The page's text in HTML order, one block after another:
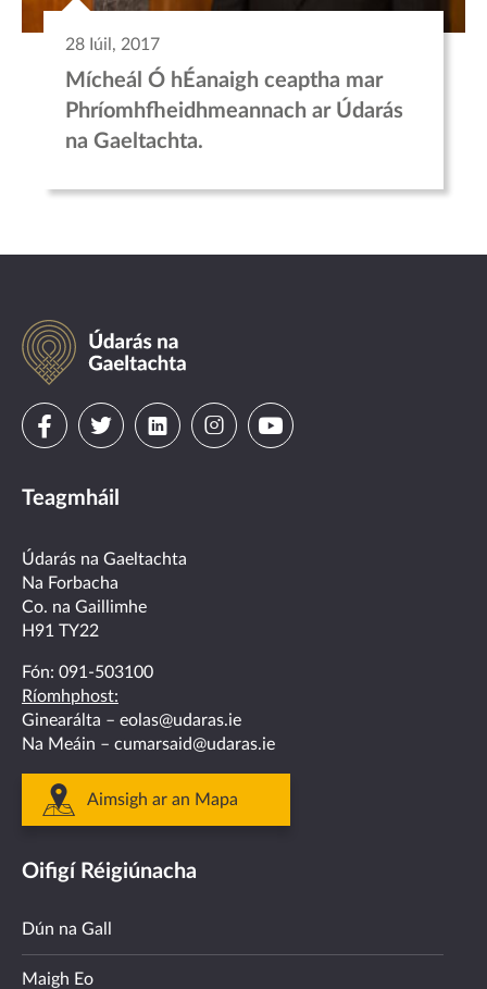
28 Iúil, 2017
Mícheál Ó hÉanaigh ceaptha mar
Phríomhfheidhmeannach ar Údarás
na Gaeltachta.
Údarás
na
Gaeltachta
Visit
on
facebook
Visit
on
twitter
Visit
linkedin
VisitVisit
Teagmháil
Údarás na Gaeltachta
Na Forbacha
Co. na Gaillimhe
H91 TY22
Fón: 091-503100
Ríomhphost:
Ginearálta – eolas@udaras.ie
Na Meáin – cumarsaid@udaras.ie
Aimsigh ar an Mapa
Oifigí Réigiúnacha
Dún na Gall
Maigh Eo